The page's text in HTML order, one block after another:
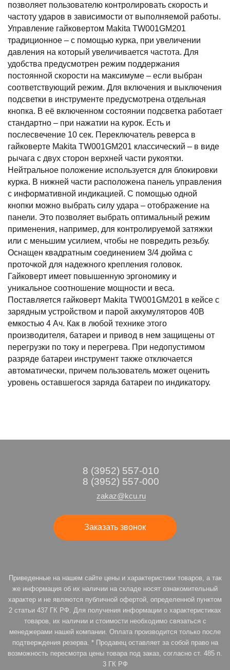
позволяет пользователю контролировать скорость и
частоту ударов в зависимости от выполняемой работы.
Управление гайковертом Makita TW001GM201
традиционное – с помощью курка, при увеличении
давления на который увеличивается частота. Для
удобства предусмотрен режим поддержания
постоянной скорости на максимуме – если выбран
соответствующий режим. Для включения и выключения
подсветки в инструменте предусмотрена отдельная
кнопка. В её включенном состоянии подсветка работает
стандартно – при нажатии на курок. Есть и
послесвечение 10 сек. Переключатель реверса в
гайковерте Makita TW001GM201 классический – в виде
рычага с двух сторон верхней части рукоятки.
Нейтральное положение используется для блокировки
курка. В нижней части расположена панель управления
с информативной индикацией. С помощью одной
кнопки можно выбрать силу удара – отображение на
панели. Это позволяет выбрать оптимальный режим
применения, например, для контролируемой затяжки
или с меньшим усилием, чтобы не повредить резьбу.
Оснащен квадратным соединением 3/4 дюйма с
проточкой для надежного крепления головок.
Гайковерт имеет повышенную эргономику и
уникальное соотношение мощности и веса.
Поставляется гайковерт Makita TW001GM201 в кейсе с
зарядным устройством и парой аккумуляторов 40В
емкостью 4 Ач. Как в любой технике этого
производителя, батареи и привод в нем защищены от
перегрузки по току и перегрева. При недопустимом
разряде батареи инструмент также отключается
автоматически, причем пользователь может оценить
уровень оставшегося заряда батареи по индикатору.
8 (3952) 557-010
8 (3952) 557-000
zakaz@kcu.ru
Заказать звонок
Приведенные на нашем сайте цены и характеристики товаров, а так
же информация об их наличии на складе носят ознакомительный
характер и не являются публичной офертой, определенной пунктом
2 статьи 437 ГК РФ. Для получения информации о характеристиках
товаров, их наличии и стоимости необходимо связаться с
менеджерами нашей компании. Оплата производится только после
подтверждения резерва. * Продавец оставляет за собой право на
возможность пересмотра цены товара под заказ, согласно ст. 485 п.
3 ГК РФ